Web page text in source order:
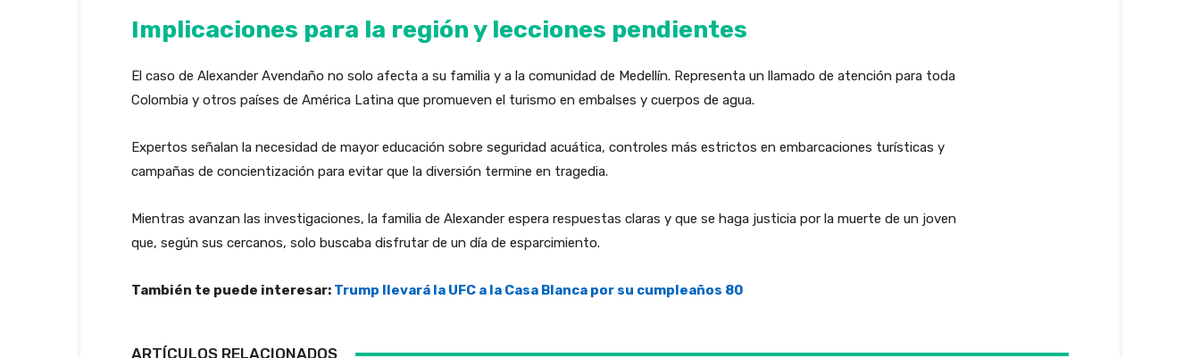
Implicaciones para la región y lecciones pendientes
El caso de Alexander Avendaño no solo afecta a su familia y a la comunidad de Medellín. Representa un llamado de atención para toda
Colombia y otros países de América Latina que promueven el turismo en embalses y cuerpos de agua.
Expertos señalan la necesidad de mayor educación sobre seguridad acuática, controles más estrictos en embarcaciones turísticas y
campañas de concientización para evitar que la diversión termine en tragedia.
Mientras avanzan las investigaciones, la familia de Alexander espera respuestas claras y que se haga justicia por la muerte de un joven
que, según sus cercanos, solo buscaba disfrutar de un día de esparcimiento.
También te puede interesar: Trump llevará la UFC a la Casa Blanca por su cumpleaños 80
ARTÍCULOS RELACIONADOS